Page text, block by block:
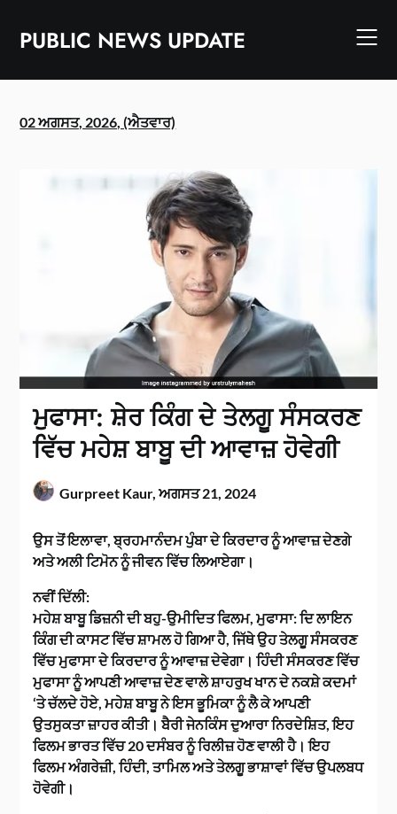
contentPUBLIC NEWS UPDATE
02 ਅਗਸਤ, 2026, (ਐਤਵਾਰ)
ਮੁਫਾਸਾ: ਸ਼ੇਰ ਕਿੰਗ ਦੇ ਤੇਲਗੂ ਸੰਸਕਰਣ
ਵਿੱਚ ਮਹੇਸ਼ ਬਾਬੂ ਦੀ ਆਵਾਜ਼ ਹੋਵੇਗੀ
Gurpreet Kaur,ਅਗਸਤ 21, 2024
ਉਸ ਤੋਂ ਇਲਾਵਾ, ਬ੍ਰਹਮਾਨੰਦਮ ਪੁੰਬਾ ਦੇ ਕਿਰਦਾਰ ਨੂੰ ਆਵਾਜ਼ ਦੇਣਗੇ
ਅਤੇ ਅਲੀ ਟਿਮੋਨ ਨੂੰ ਜੀਵਨ ਵਿੱਚ ਲਿਆਏਗਾ।
ਨਵੀਂ ਦਿੱਲੀ:
ਮਹੇਸ਼ ਬਾਬੂ ਡਿਜ਼ਨੀ ਦੀ ਬਹੁ-ਉਮੀਦਿਤ ਫਿਲਮ, ਮੁਫਾਸਾ: ਦਿ ਲਾਇਨ
ਕਿੰਗ ਦੀ ਕਾਸਟ ਵਿੱਚ ਸ਼ਾਮਲ ਹੋ ਗਿਆ ਹੈ, ਜਿੱਥੇ ਉਹ ਤੇਲਗੂ ਸੰਸਕਰਣ
ਵਿੱਚ ਮੁਫਾਸਾ ਦੇ ਕਿਰਦਾਰ ਨੂੰ ਆਵਾਜ਼ ਦੇਵੇਗਾ। ਹਿੰਦੀ ਸੰਸਕਰਣ ਵਿੱਚ
ਮੁਫਾਸਾ ਨੂੰ ਆਪਣੀ ਆਵਾਜ਼ ਦੇਣ ਵਾਲੇ ਸ਼ਾਹਰੁਖ ਖਾਨ ਦੇ ਨਕਸ਼ੇ ਕਦਮਾਂ
‘ਤੇ ਚੱਲਦੇ ਹੋਏ, ਮਹੇਸ਼ ਬਾਬੂ ਨੇ ਇਸ ਭੂਮਿਕਾ ਨੂੰ ਲੈ ਕੇ ਆਪਣੀ
ਉਤਸੁਕਤਾ ਜ਼ਾਹਰ ਕੀਤੀ। ਬੈਰੀ ਜੇਨਕਿੰਸ ਦੁਆਰਾ ਨਿਰਦੇਸ਼ਿਤ, ਇਹ
ਫਿਲਮ ਭਾਰਤ ਵਿੱਚ 20 ਦਸੰਬਰ ਨੂੰ ਰਿਲੀਜ਼ ਹੋਣ ਵਾਲੀ ਹੈ। ਇਹ
ਫਿਲਮ ਅੰਗਰੇਜ਼ੀ, ਹਿੰਦੀ, ਤਾਮਿਲ ਅਤੇ ਤੇਲਗੂ ਭਾਸ਼ਾਵਾਂ ਵਿੱਚ ਉਪਲਬਧ
ਹੋਵੇਗੀ।